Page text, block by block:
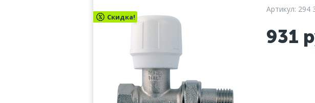
Скидка!
Артикул: 294
931